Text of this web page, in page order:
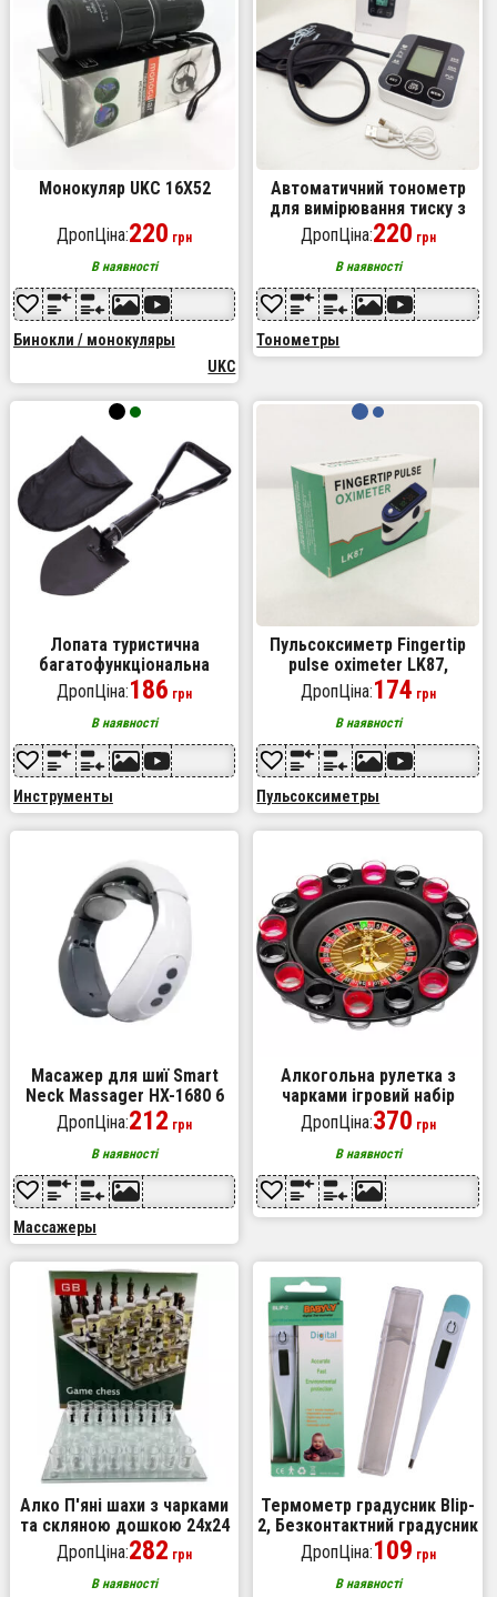
Монокуляр UKC 16X52
ДропЦіна:220 грн
В наявності
Бинокли / монокуляры
UKC
Автоматичний тонометр
для вимірювання тиску з
роботою від батарей USB
РК-дисплеєм індикатором
заряду
ДропЦіна:220 грн
В наявності
Тонометры
Лопата туристична
багатофункціональна
Shovel 009, міні лопата для
кемпінгу, саперна. Колір:
чорний
ДропЦіна:186 грн
В наявності
Инструменты
Пульсоксиметр Fingertip
pulse oximeter LK87,
Пульсоксиметр для
вимірювання пульсу та
сатурації портативний
ДропЦіна:174 грн
В наявності
Пульсоксиметры
Масажер для шиї Smart
Neck Massager HX-1680 6
режимів
ДропЦіна:212 грн
В наявності
Массажеры
Алкогольна рулетка з
чарками ігровий набір
"П'яна рулетка" 16 чарок,
Гра для розваг на вечірці
ДропЦіна:370 грн
В наявності
Алко П'яні шахи з чарками
та скляною дошкою 24х24
см. Алкогольні шахи чарки,
настільна гра 32 чарки
ДропЦіна:282 грн
В наявності
Термометр градусник Blip-
2, Безконтактний градусник
термометр дитячий
цифровий медичний для
тіла
ДропЦіна:109 грн
В наявності